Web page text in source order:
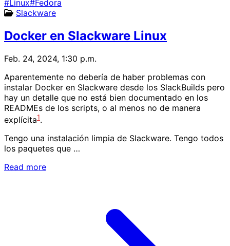
#Linux#Fedora
Slackware
Docker en Slackware Linux
Feb. 24, 2024, 1:30 p.m.
Aparentemente no debería de haber problemas con
instalar Docker en Slackware desde los SlackBuilds pero
hay un detalle que no está bien documentado en los
READMEs de los scripts, o al menos no de manera
explícita1.
Tengo una instalación limpia de Slackware. Tengo todos
los paquetes que …
Read more